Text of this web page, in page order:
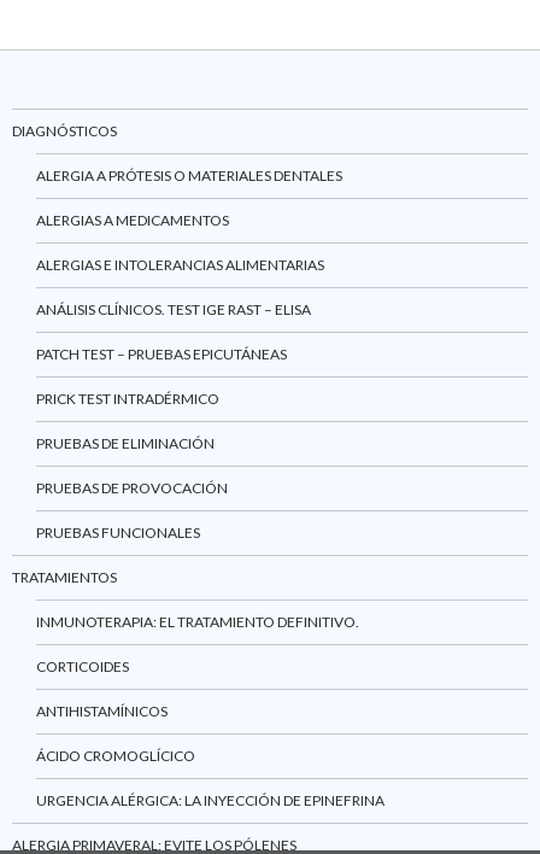
DIAGNÓSTICOS
ALERGIA A PRÓTESIS O MATERIALES DENTALES
ALERGIAS A MEDICAMENTOS
ALERGIAS E INTOLERANCIAS ALIMENTARIAS
ANÁLISIS CLÍNICOS. TEST IGE RAST – ELISA
PATCH TEST – PRUEBAS EPICUTÁNEAS
PRICK TEST INTRADÉRMICO
PRUEBAS DE ELIMINACIÓN
PRUEBAS DE PROVOCACIÓN
PRUEBAS FUNCIONALES
TRATAMIENTOS
INMUNOTERAPIA: EL TRATAMIENTO DEFINITIVO.
CORTICOIDES
ANTIHISTAMÍNICOS
ÁCIDO CROMOGLÍCICO
URGENCIA ALÉRGICA: LA INYECCIÓN DE EPINEFRINA
ALERGIA PRIMAVERAL: EVITE LOS PÓLENES